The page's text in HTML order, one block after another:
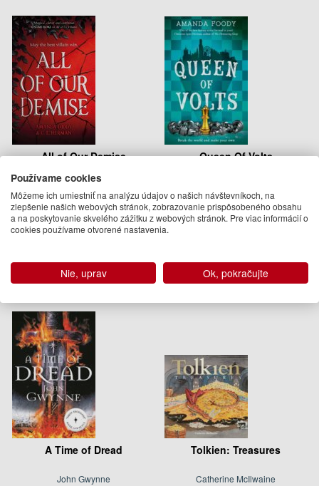
All of Our Demise
C. L.. Herman, Amanda Foody
13.95 €
Na sklade
Queen Of Volts
12.95 €
Na sklade
Podobné knihy
A Time of Dread
John Gwynne
Tolkien: Treasures
Catherine McIlwaine
Používame cookies
Môžeme ich umiestniť na analýzu údajov o našich návštevníkoch, na
zlepšenie našich webových stránok, zobrazovanie prispôsobeného obsahu
a na poskytovanie skvelého zážitku z webových stránok. Pre viac informácií o
cookies používame otvorené nastavenia.
Nie, uprav Ok, pokračujte